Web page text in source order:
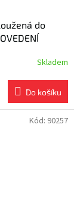
do
Skladem
Do košíku
Kód: 90257